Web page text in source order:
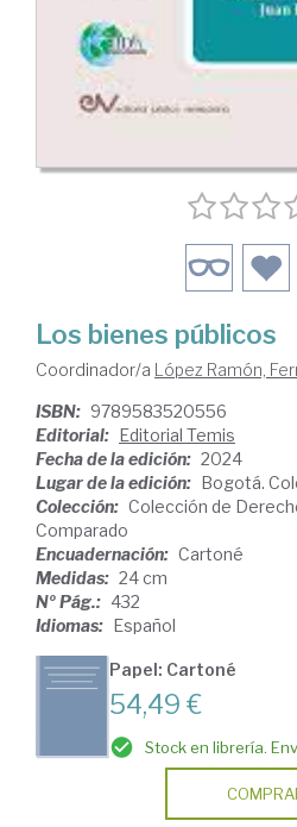
Los bienes públicos
Coordinador/a López Ramón,
ISBN: 9789583520556
Editorial: Editorial Temis
Fecha de la edición: 2024
Lugar de la edición: Bogotá.
Colección: Colección de
Comparado
Encuadernación: Cartoné
Medidas: 24 cm
Nº Pág.: 432
Idiomas: Español
Papel: Cartoné
54,49 €
Stock en librería.